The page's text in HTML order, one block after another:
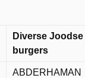
Diverse Joodse
burgers
ABDERHAMAN